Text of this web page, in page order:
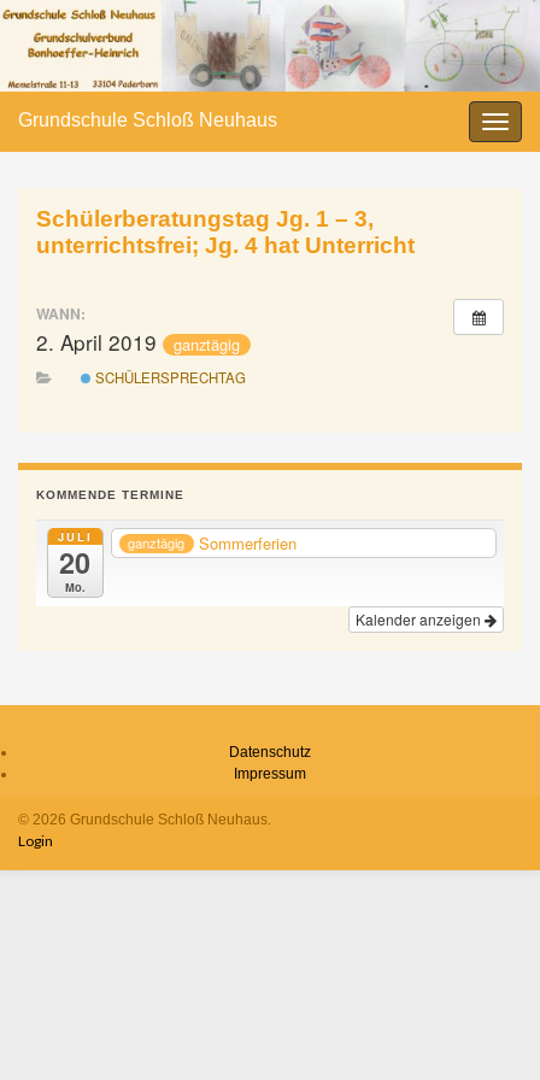
Grundschule Schloß Neuhaus
Schülerberatungstag Jg. 1 – 3,
unterrichtsfrei; Jg. 4 hat Unterricht
WANN:
2. April 2019 ganztägig
SCHÜLERSPRECHTAG
KOMMENDE TERMINE
JULI
20
Mo.
ganztägig Sommerferien
Kalender anzeigen
Datenschutz
Impressum
© 2026 Grundschule Schloß Neuhaus.
Login